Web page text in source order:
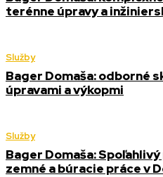
terénne úpravy a
Služby
Bager Domaša: odborné
úpravami a výkopmi
Služby
Bager Domaša:
zemné a búracie práce v